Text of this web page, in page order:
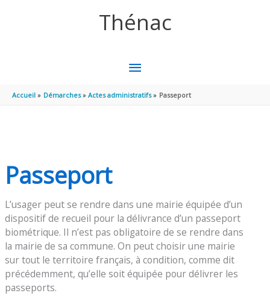
Thénac
MENU
PRINCIPAL
Accueil Démarches Actes administratifs Passeport
Passeport
L’usager peut se rendre dans une mairie équipée d’un
dispositif de recueil pour la délivrance d’un passeport
biométrique. Il n’est pas obligatoire de se rendre dans
la mairie de sa commune. On peut choisir une mairie
sur tout le territoire français, à condition, comme dit
précédemment, qu’elle soit équipée pour délivrer les
passeports.